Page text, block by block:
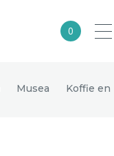
0
Musea Koffie en